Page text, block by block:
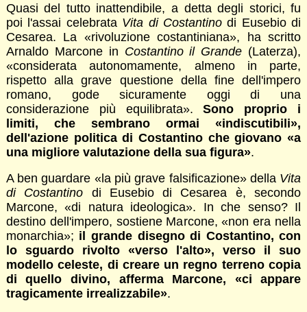
Quasi del tutto inattendibile, a detta degli storici, fu
poi l'assai celebrata Vita di Costantinodi Eusebio di
Cesarea. La «rivoluzione costantiniana», ha scritto
Arnaldo Marcone in Costantino il Grande (Laterza),
«considerata autonomamente, almeno in parte,
rispetto alla grave questione della fine dell'impero
romano, gode sicuramente oggi di una
considerazione più equilibrata».Sono proprio i
limiti, che sembrano ormai «indiscutibili»,
dell'azione politica di Costantino che giovano «a
una migliore valutazione della sua figura».
A ben guardare «la più grave falsificazione» della Vita
di Costantino di Eusebio di Cesarea è, secondo
Marcone, «di natura ideologica». In che senso? Il
destino dell'impero, sostiene Marcone, «non era nella
monarchia»; il grande disegno di Costantino, con
lo sguardo rivolto «verso l'alto», verso il suo
modello celeste, di creare un regno terreno copia
di quello divino, afferma Marcone, «ci appare
tragicamente irrealizzabile».